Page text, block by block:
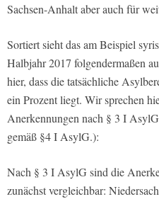
Sachsen-Anhalt aber auch für
Sortiert sieht das am Beispiel
Halbjahr 2017 folgendermaßen
hier, dass die tatsächliche
ein Prozent liegt. Wir sprechen
Anerkennungen nach § 3 I
gemäß §4 I AsylG.):
Nach § 3 I AsylG sind die
zunächst vergleichbar: